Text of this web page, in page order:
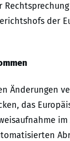
der
Änderungen
das